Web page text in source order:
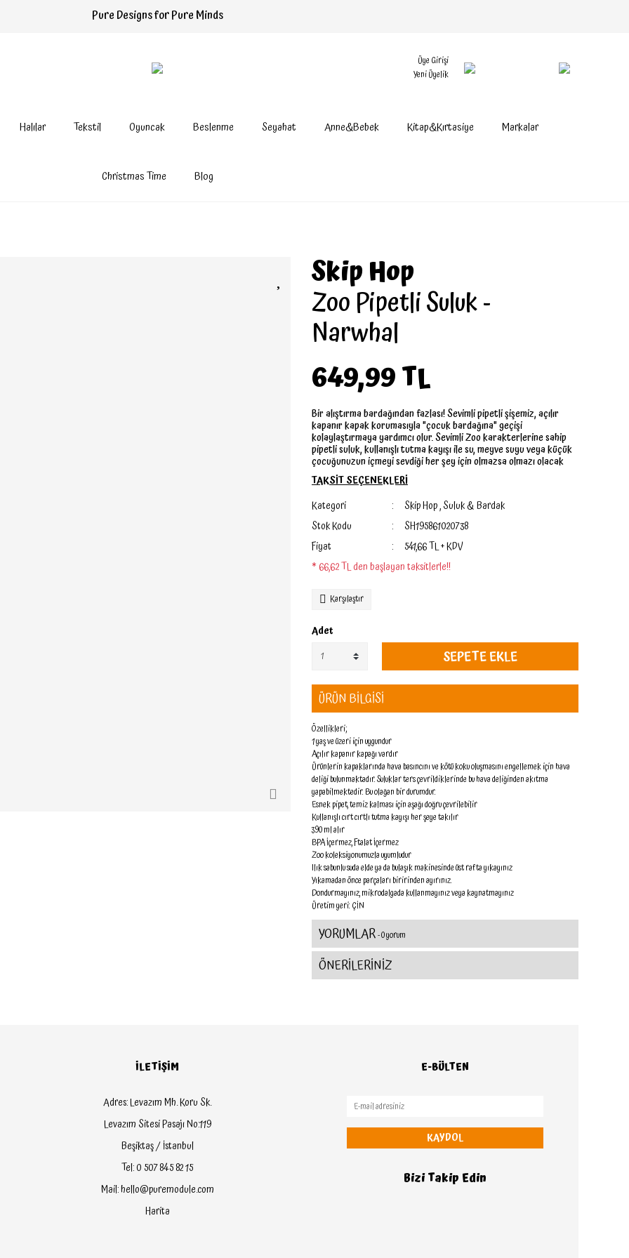
Pure Designs for Pure Minds
Üye Girişi
Yeni Üyelik
Halılar Tekstil Oyuncak Beslenme Seyahat Anne&Bebek Kitap&Kırtasiye Markalar
Christmas Time Blog
Skip Hop
Zoo Pipetli Suluk -
Narwhal
649,99 TL
Bir alıştırma bardağından fazlası! Sevimli pipetli şişemiz, açılır
kapanır kapak korumasıyla "çocuk bardağına" geçişi
kolaylaştırmaya yardımcı olur. Sevimli Zoo karakterlerine sahip
pipetli suluk, kullanışlı tutma kayışı ile su, meyve suyu veya küçük
çocuğunuzun içmeyi sevdiği her şey için olmazsa olmazı olacak
TAKSİT SEÇENEKLERİ
Kategori
Skip Hop,Suluk & Bardak
Stok Kodu
SH195861020738
Fiyat
541,66 TL + KDV
* 66,62 TL den başlayan taksitlerle!!
Karşılaştır
Adet
SEPETE EKLE
ÜRÜN BİLGİSİ
Özellikleri;
1 yaş ve üzeri için uygundur
Açılır kapanır kapağı vardır
Ürünlerin kapaklarında hava basıncını ve kötü koku oluşmasını engellemek için hava
deliği bulunmaktadır. Suluklar ters çevrildiklerinde bu hava deliğinden akıtma
yapabilmektedir. Bu olağan bir durumdur.
Esnek pipet, temiz kalması için aşağı doğru çevrilebilir
Kullanışlı cırt cırtlı tutma kayışı her şeye takılır
390 ml alır
BPA İçermez, Ftalat İçermez
Zoo koleksiyonumuzla uyumludur
Ilık sabunlu suda elde ya da bulaşık makinesinde üst rafta yıkayınız
Yıkamadan önce parçaları biririnden ayırınız.
Dondurmayınız, mikrodalgada kullanmayınız veya kaynatmayınız
Üretim yeri: ÇİN
YORUMLAR- 0 yorum
ÖNERİLERİNİZ
İLETİŞİM
Adres: Levazım Mh. Koru Sk.
Levazım Sitesi Pasajı No:119
Beşiktaş / İstanbul
Tel: 0 507 845 82 15
Mail: hello@puremodule.com
Harita
E-BÜLTEN
KAYDOL
Bizi Takip Edin